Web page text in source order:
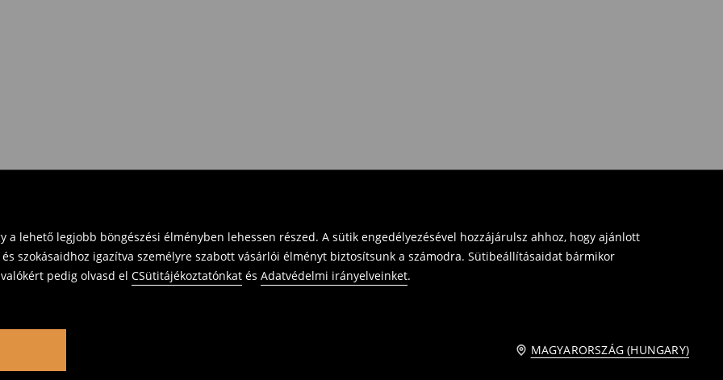
a lehető legjobb böngészési élményben lehessen részed. A sütik engedélyezésével hozzájárulsz ahhoz, hogy ajánlott
szokásaidhoz igazítva személyre szabott vásárlói élményt biztosítsunk a számodra. Sütibeállításaidat bármikor
pedig olvasd el CSütitájékoztatónkat és Adatvédelmi irányelveinket.
MAGYARORSZÁG (HUNGARY)